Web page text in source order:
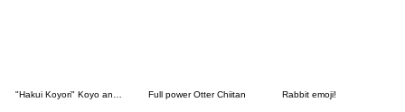
Full power Otter Chiitan Rabbit emoji!